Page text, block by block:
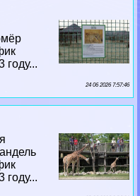
году...
24 06 2026 7:57:46
году...